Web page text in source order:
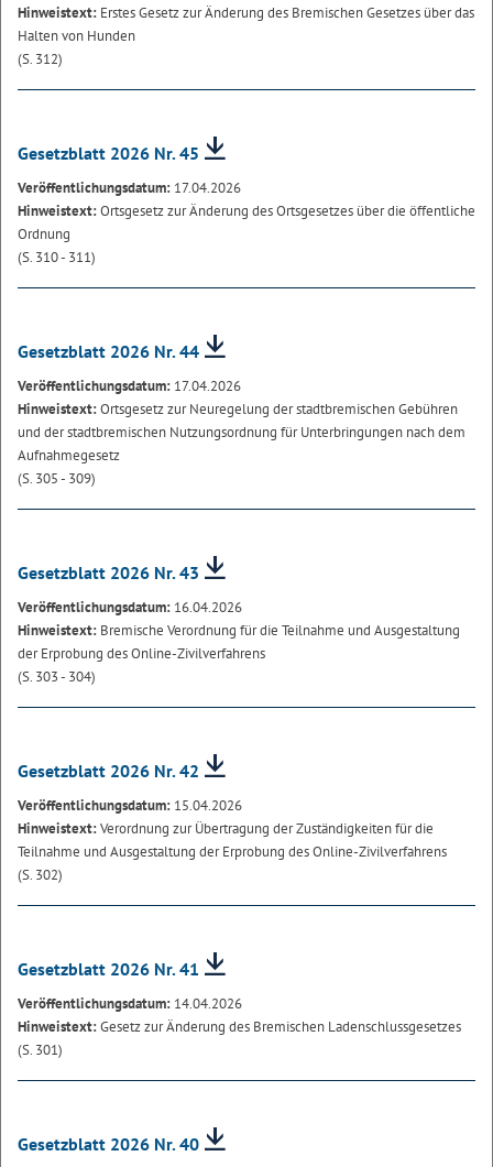
Hinweistext: Erstes Gesetz zur Änderung des Bremischen Gesetzes über das
Halten von Hunden
(S. 312)
Gesetzblatt 2026 Nr. 45
Veröffentlichungsdatum: 17.04.2026
Hinweistext:Ortsgesetz zur Änderung des Ortsgesetzes über die öffentliche
Ordnung
(S. 310 - 311)
Gesetzblatt 2026 Nr. 44
Veröffentlichungsdatum: 17.04.2026
Hinweistext:Ortsgesetz zur Neuregelung der stadtbremischen Gebühren
und der stadtbremischen Nutzungsordnung für Unterbringungen nach dem
Aufnahmegesetz
(S. 305 - 309)
Gesetzblatt 2026 Nr. 43
Veröffentlichungsdatum: 16.04.2026
Hinweistext: Bremische Verordnung für die Teilnahme und Ausgestaltung
der Erprobung des Online-Zivilverfahrens
(S. 303 - 304)
Gesetzblatt 2026 Nr. 42
Veröffentlichungsdatum: 15.04.2026
Hinweistext:Verordnung zur Übertragung der Zuständigkeiten für die
Teilnahme und Ausgestaltung der Erprobung des Online-Zivilverfahrens
(S. 302)
Gesetzblatt 2026 Nr. 41
Veröffentlichungsdatum: 14.04.2026
Hinweistext:Gesetz zur Änderung des Bremischen Ladenschlussgesetzes
(S. 301)
Gesetzblatt 2026 Nr. 40